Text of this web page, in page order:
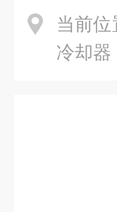
当前位
冷却器